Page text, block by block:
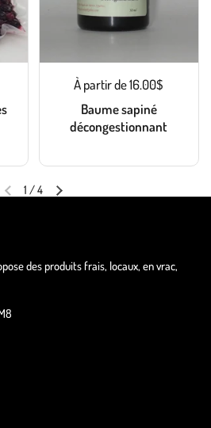
À partir de 16.00$
Baume sapiné
décongestionnant
1 /4
des produits frais, locaux, en vrac,